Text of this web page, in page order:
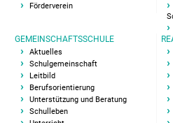
Förderverein
GEMEINSCHAFTSSCHULE
Aktuelles
Schulgemeinschaft
Leitbild
Berufsorientierung
Unterstützung und Beratung
Schulleben